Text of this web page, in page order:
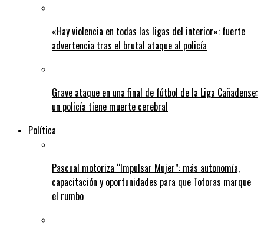
«Hay violencia en todas las ligas del interior»: fuerte
advertencia tras el brutal ataque al policía
Grave ataque en una final de fútbol de la Liga Cañadense:
un policía tiene muerte cerebral
Política
Pascual motoriza “Impulsar Mujer”: más autonomía,
capacitación y oportunidades para que Totoras marque
el rumbo